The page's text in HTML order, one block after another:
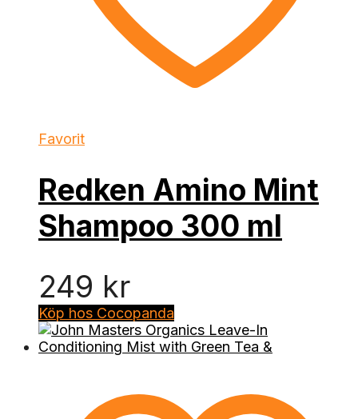
Favorit
Redken Amino Mint
Shampoo 300 ml
249 kr
Köp hos Cocopanda